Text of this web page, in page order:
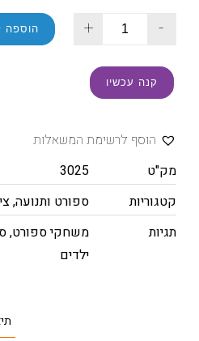
-
+ הוספה
קנה עכשיו
הוסף לרשימת המשאלות
מק"ט
3025
קטגוריות
ספורט ותנועה,
תגיות
משחקי ספורט,
ילדים